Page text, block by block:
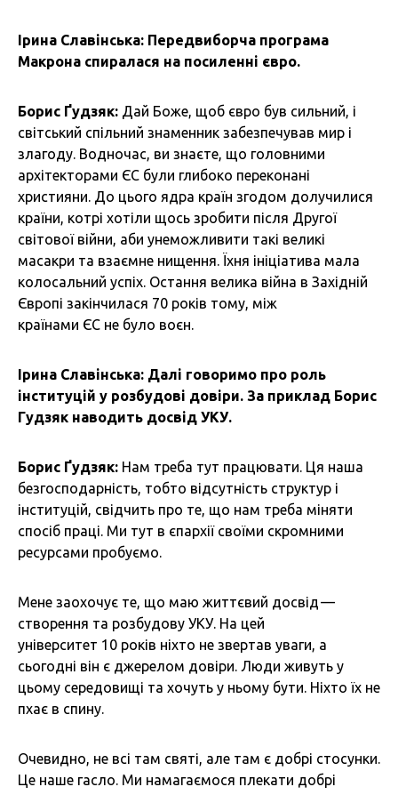
Ірина Славінська: Передвиборча програма
Макрона спиралася на посиленні євро.
Борис Ґудзяк: Дай Боже, щоб євро був сильний, і
світський спільний знаменник забезпечував мир і
злагоду. Водночас, ви знаєте, що головними
архітекторами ЄС були глибоко переконані
християни. До цього ядра країн згодом долучилися
країни, котрі хотіли щось зробити після Другої
світової війни, аби унеможливити такі великі
масакри та взаємне нищення. Їхня ініціатива мала
колосальний успіх. Остання велика війна в Західній
Європі закінчилася 70 років тому, між
країнами ЄС не було воєн.
Ірина Славінська: Далі говоримо про роль
інституцій у розбудові довіри. За приклад Борис
Гудзяк наводить досвід УКУ.
Борис Ґудзяк: Нам треба тут працювати. Ця наша
безгосподарність, тобто відсутність структур і
інституцій, свідчить про те, що нам треба міняти
спосіб праці. Ми тут в єпархії своїми скромними
ресурсами пробуємо.
Мене заохочує те, що маю життєвий досвід —
створення та розбудову УКУ. На цей
університет 10 років ніхто не звертав уваги, а
сьогодні він є джерелом довіри. Люди живуть у
цьому середовищі та хочуть у ньому бути. Ніхто їх не
пхає в спину.
Очевидно, не всі там святі, але там є добрі стосунки.
Це наше гасло. Ми намагаємося плекати добрі